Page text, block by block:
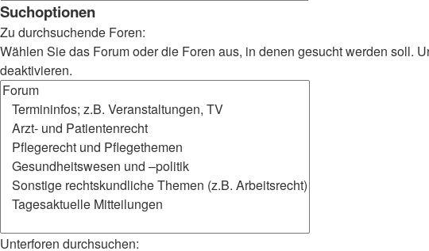
Suchoptionen
Zu durchsuchende Foren:
Wählen Sie das Forum oder die Foren aus, in denen gesucht werden soll.
deaktivieren.
Unterforen durchsuchen: